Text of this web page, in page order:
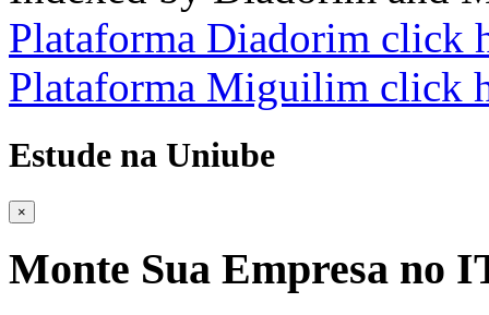
Plataforma Diadorim click
Plataforma Miguilim click
Estude na Uniube
×
Monte Sua Empresa no